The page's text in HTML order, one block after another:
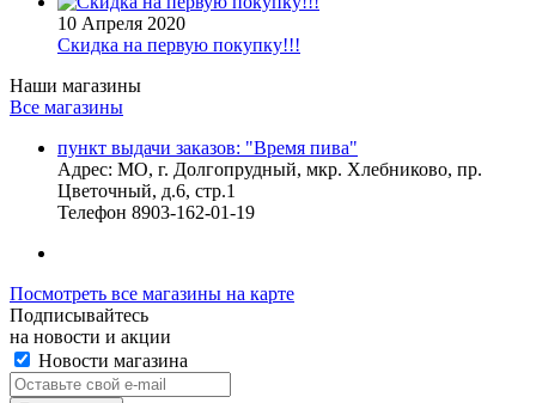
10 Апреля 2020
Скидка на первую покупку!!!
Наши магазины
Все магазины
пункт выдачи заказов: "Время пива"
Адрес: МО, г. Долгопрудный, мкр. Хлебниково, пр.
Цветочный, д.6, стр.1
Телефон 8903-162-01-19
Посмотреть все магазины на карте
Подписывайтесь
на новости и акции
Новости магазина